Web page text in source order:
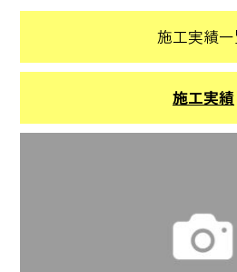
施工実績
施工実績